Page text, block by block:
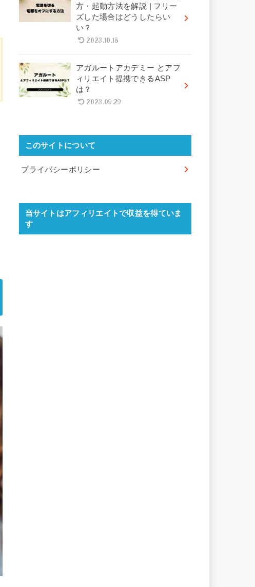
方・起動方法を解説 | フリー
ズした場合はどうしたらい
い？
2023.10.18
アガルートアカデミー とアフ
ィリエイト提携できるASP
は？
2023.09.29
このサイトについて
プライバシーポリシー
当サイトはアフィリエイトで収益を得ていま
す